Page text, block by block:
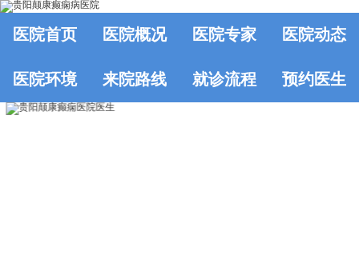
医院首页 医院概况 医院专家 医院动态
医院环境 来院路线 就诊流程 预约医生